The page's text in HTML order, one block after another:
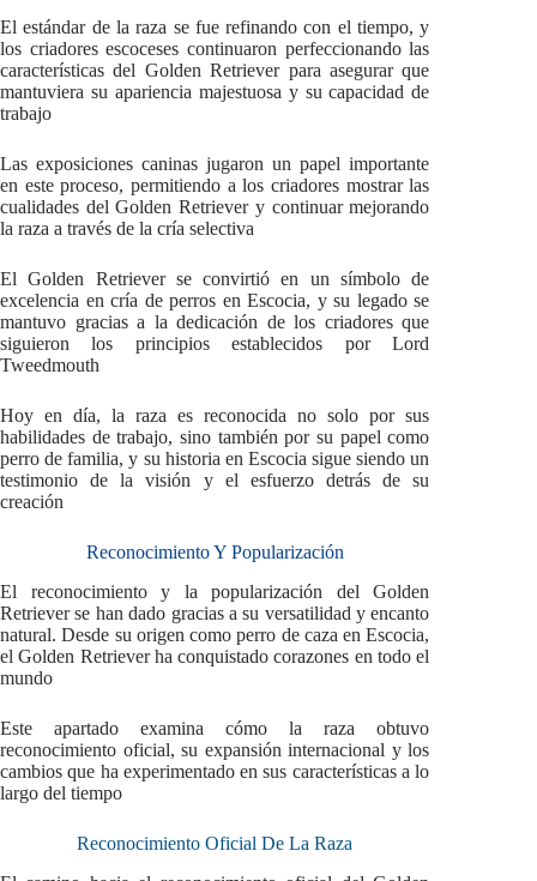
El estándar de la raza se fue refinando con el tiempo, y
los criadores escoceses continuaron perfeccionando las
características del Golden Retriever para asegurar que
mantuviera su apariencia majestuosa y su capacidad de
trabajo
Las exposiciones caninas jugaron un papel importante
en este proceso, permitiendo a los criadores mostrar las
cualidades del Golden Retriever y continuar mejorando
la raza a través de la cría selectiva
El Golden Retriever se convirtió en un símbolo de
excelencia en cría de perros en Escocia, y su legado se
mantuvo gracias a la dedicación de los criadores que
siguieron los principios establecidos por Lord
Tweedmouth
Hoy en día, la raza es reconocida no solo por sus
habilidades de trabajo, sino también por su papel como
perro de familia, y su historia en Escocia sigue siendo un
testimonio de la visión y el esfuerzo detrás de su
creación
Reconocimiento Y Popularización
El reconocimiento y la popularización del Golden
Retriever se han dado gracias a su versatilidad y encanto
natural. Desde su origen como perro de caza en Escocia,
el Golden Retriever ha conquistado corazones en todo el
mundo
Este apartado examina cómo la raza obtuvo
reconocimiento oficial, su expansión internacional y los
cambios que ha experimentado en sus características a lo
largo del tiempo
Reconocimiento Oficial De La Raza